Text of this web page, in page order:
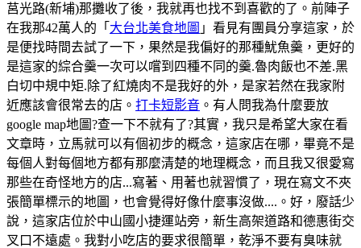
莒光路(新埔)那攤收了後，我就再也找不到喜歡的了。前陣子
在我那42萬人的「 大台北美食地圖 」看見有團員分享這家，於
是便找時間去試了一下，果然是我偏好的那種魷魚羹，更好的
是這家的綜合羹一次可以嚐到四種不同的羹.魯肉飯也不差.黑
白切中規中矩.除了紅燒肉不是我好的外，是家若然在我家附
近應該會很常去的店。 打卡短影音 。有人問我為什麼要放
google map地圖?查一下不就有了?其實，我只是希望大家在看
文章時，立馬就可以有個初步的概念，這家店在哪，畢竟不是
每個人對每個地方都有那麼清楚的地理概念，而且我又很愛寫
那些在奇怪地方的店...寫著、用著也就習慣了，現在寫文不夾
張簡單標示的地圖，也會覺得好像什麼事沒做....。好，廢話少
說，這家店位於中山國小捷運站旁，新生高架道路和德惠街交
叉口不遠處。我對小吃店的要求很簡單，乾淨不要有臭味就